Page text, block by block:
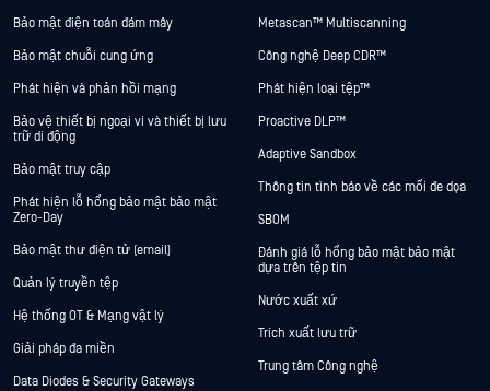
Bảo mật điện toán đám mây
Bảo mật chuỗi cung ứng
Phát hiện và phản hồi mạng
Bảo vệ thiết bị ngoại vi và thiết bị lưu
trữ di động
Bảo mật truy cập
Phát hiện lỗ hổng bảo mật bảo mật
Zero-Day
Bảo mật thư điện tử (email)
Quản lý truyền tệp
Hệ thống OT & Mạng vật lý
Giải pháp đa miền
Data Diodes & Security Gateways
Metascan™ Multiscanning
Công nghệ Deep CDR™
Phát hiện loại tệp™
Proactive DLP™
Adaptive Sandbox
Thông tin tình báo về các mối đe dọa
SBOM
Đánh giá lỗ hổng bảo mật bảo mật
dựa trên tệp tin
Nước xuất xứ
Trích xuất lưu trữ
Trung tâm Công nghệ